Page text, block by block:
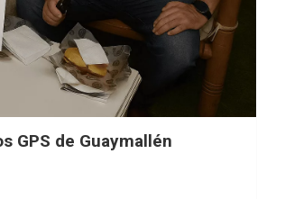
GPS de Guaymallén